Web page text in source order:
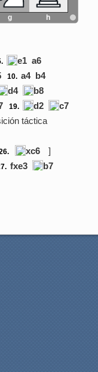
g h
e1 a6
10. a4 b4
d4 b8
19. d2 c7
táctica
xc6 ]
fxe3 b7